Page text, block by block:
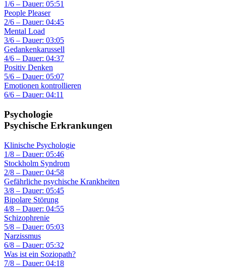
1/6 – Dauer: 05:51
People Pleaser
2/6 – Dauer: 04:45
Mental Load
3/6 – Dauer: 03:05
Gedankenkarussell
4/6 – Dauer: 04:37
Positiv Denken
5/6 – Dauer: 05:07
Emotionen kontrollieren
6/6 – Dauer: 04:11
Psychologie
Psychische Erkrankungen
Klinische Psychologie
1/8 – Dauer: 05:46
Stockholm Syndrom
2/8 – Dauer: 04:58
Gefährliche psychische Krankheiten
3/8 – Dauer: 05:45
Bipolare Störung
4/8 – Dauer: 04:55
Schizophrenie
5/8 – Dauer: 05:03
Narzissmus
6/8 – Dauer: 05:32
Was ist ein Soziopath?
7/8 – Dauer: 04:18